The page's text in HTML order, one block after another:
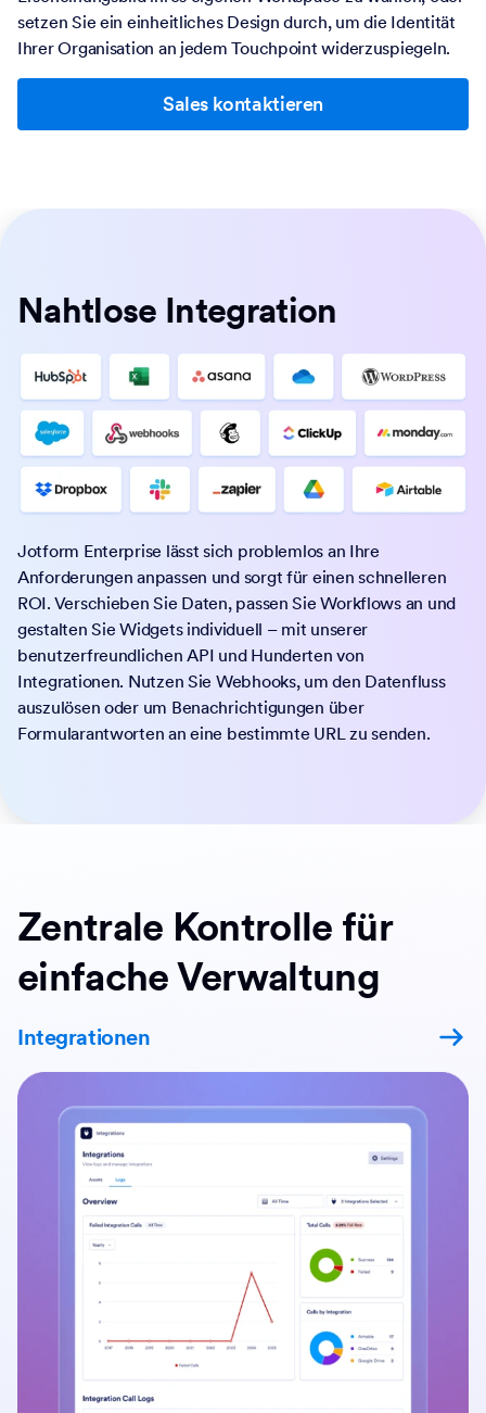
setzen Sie ein einheitliches Design durch, um die Identität
Ihrer Organisation an jedem Touchpoint widerzuspiegeln.
Sales kontaktieren
Nahtlose Integration
Jotform Enterprise lässt sich problemlos an Ihre
Anforderungen anpassen und sorgt für einen schnelleren
ROI. Verschieben Sie Daten, passen Sie Workflows an und
gestalten Sie Widgets individuell – mit unserer
benutzerfreundlichen API und Hunderten von
Integrationen. Nutzen Sie Webhooks, um den Datenfluss
auszulösen oder um Benachrichtigungen über
Formularantworten an eine bestimmte URL zu senden.
Zentrale Kontrolle für
einfache Verwaltung
Integrationen